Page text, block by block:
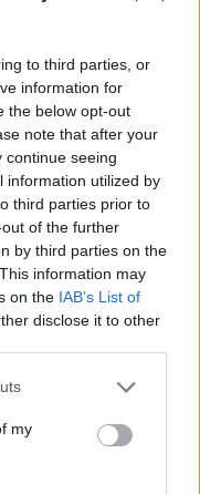
to third parties, or
information for
the below opt-out
note that after your
continue seeing
information utilized by
third parties prior to
of the further
by third parties on the
information may
on the IAB’s List of
disclose it to other
my